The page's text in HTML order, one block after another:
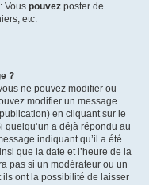
Vous pouvez poster de
etc.
?
ne pouvez modifier ou
modifier un message
en cliquant sur le
a déjà répondu au
indiquant qu’il a été
que la date et l’heure de la
pas si un modérateur ou un
ont la possibilité de laisser